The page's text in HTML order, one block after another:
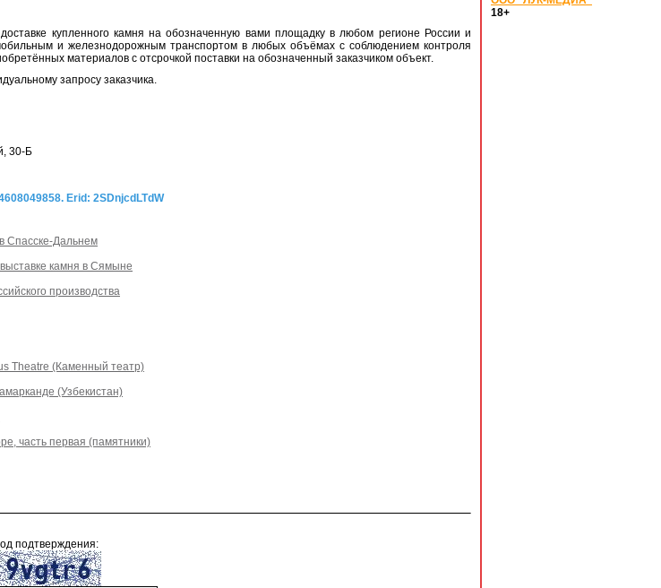
купленного камня на обозначенную вами площадку в любом регионе России и
и железнодорожным транспортом в любых объёмах с соблюдением контроля
материалов с отсрочкой поставки на обозначенный заказчиком объект.
запросу заказчика.
30-Б
Erid: 2SDnjcdLTdW
Спасске-Дальнем
камня в Сямыне
производства
Theatre (Каменный театр)
(Узбекистан)
часть первая (памятники)
подтверждения:
18+